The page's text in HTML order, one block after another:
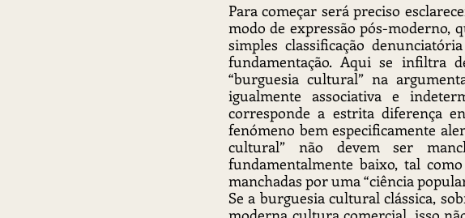
Para começar será preciso
modo de expressão pós-moderno,
simples classificação
fundamentação. Aqui se infiltra
“burguesia cultural” na
igualmente associativa e
corresponde a estrita diferença
fenómeno bem especificamente
cultural” não devem ser
fundamentalmente baixo, tal
manchadas por uma “ciência
Se a burguesia cultural clássica,